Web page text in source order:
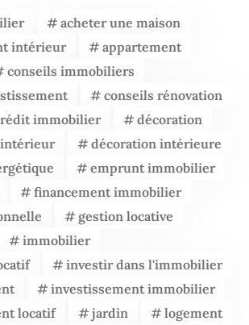
acheter une maison
intérieur
appartement
conseils immobiliers
conseils rénovation
immobilier
décoration
décoration intérieure
emprunt immobilier
financement immobilier
gestion locative
immobilier
investir dans l'immobilier
investissement immobilier
locatif
jardin
logement